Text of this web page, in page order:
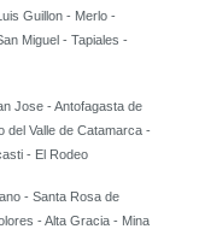
Guillon - Merlo -
Miguel - Tapiales -
Jose - Antofagasta de
del Valle de Catamarca -
- El Rodeo
- Santa Rosa de
- Alta Gracia - Mina